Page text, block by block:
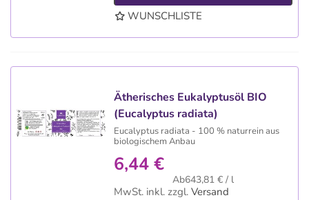
WUNSCHLISTE
Ätherisches Eukalyptusöl BIO
(Eucalyptus radiata)
Eucalyptus radiata - 100 % naturrein aus
biologischem Anbau
6,44 €
Ab643,81 € / l
MwSt. inkl. zzgl. Versand